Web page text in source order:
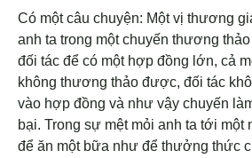
Có một câu chuyện: Một vị thương
anh ta trong một chuyến thương
đối tác để có một hợp đồng lớn, cả
không thương thảo được, đối tác
vào hợp đồng và như vậy chuyến
bại. Trong sự mệt mỏi anh ta tới một
để ăn một bữa như để thưởng thức